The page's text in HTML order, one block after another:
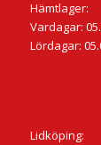
Hämtlager:
Vardagar:
Lördagar:
Lidköping: